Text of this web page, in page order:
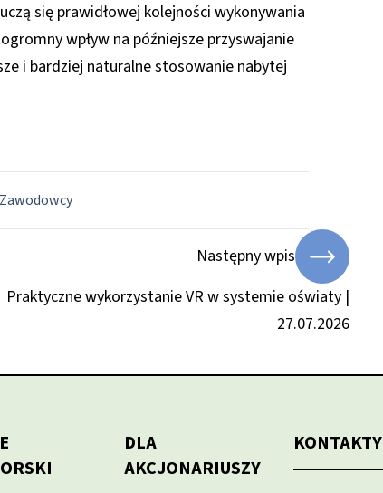
się prawidłowej kolejności wykonywania
wpływ na późniejsze przyswajanie
i bardziej naturalne stosowanie nabytej
Następny wpis
Praktyczne wykorzystanie VR w systemie oświaty |
27.07.2026
DLA
AKCJONARIUSZY
KONTAKTY